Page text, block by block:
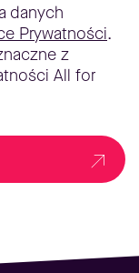
danych
Prywatności.
z
All for